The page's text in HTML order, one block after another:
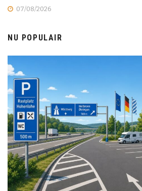
07/08/2026
NU POPULAIR